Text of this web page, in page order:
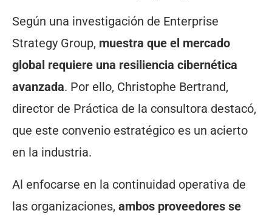
Según una investigación de Enterprise
Strategy Group, muestra que el mercado
global requiere una resiliencia cibernética
avanzada. Por ello, Christophe Bertrand,
director de Práctica de la consultora destacó,
que este convenio estratégico es un acierto
en la industria.
Al enfocarse en la continuidad operativa de
las organizaciones, ambos proveedores se